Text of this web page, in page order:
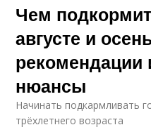
Чем
августе и
нюансы
Начинать подкармливать
трёхлетнего возраста